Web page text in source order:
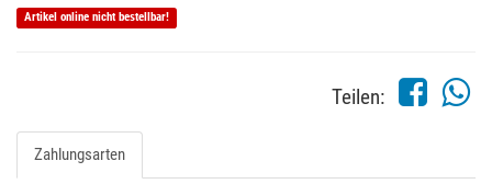
Artikel online nicht bestellbar!
Teilen:
Zahlungsarten